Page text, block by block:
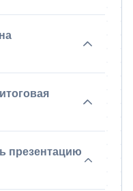
презентацию